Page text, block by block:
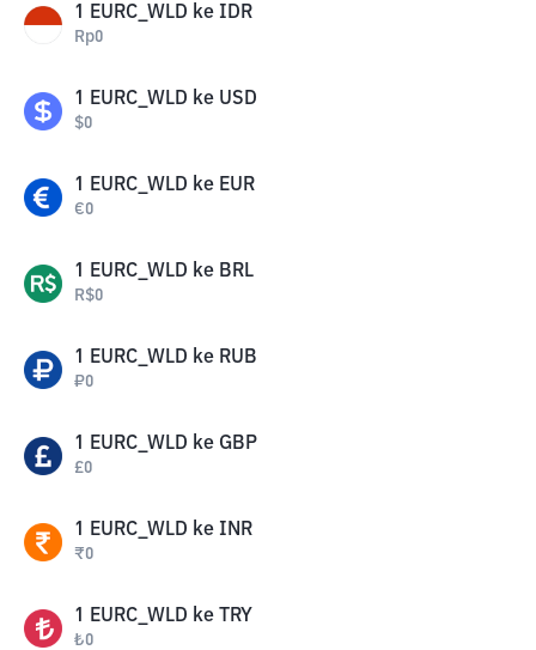
1 EURC_WLD ke IDR
Rp0
1 EURC_WLD ke USD
$0
1 EURC_WLD ke EUR
€0
1 EURC_WLD ke BRL
R$0
1 EURC_WLD ke RUB
₽0
1 EURC_WLD ke GBP
£0
1 EURC_WLD ke INR
₹0
1 EURC_WLD ke TRY
₺0